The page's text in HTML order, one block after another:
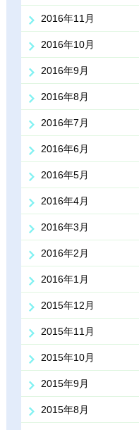
2016年11月
2016年10月
2016年9月
2016年8月
2016年7月
2016年6月
2016年5月
2016年4月
2016年3月
2016年2月
2016年1月
2015年12月
2015年11月
2015年10月
2015年9月
2015年8月